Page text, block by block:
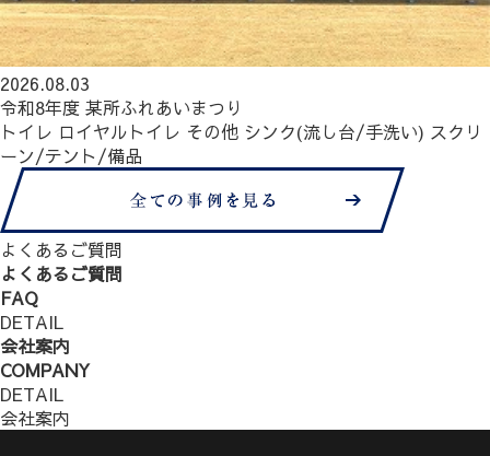
2026.08.03
令和8年度 某所ふれあいまつり
トイレ ロイヤルトイレ その他 シンク(流し台/手洗い) スクリ
ーン/テント/備品
よくあるご質問
よくあるご質問
FAQ
DETAIL
会社案内
COMPANY
DETAIL
会社案内